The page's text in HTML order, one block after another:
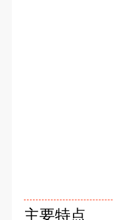
主要特点